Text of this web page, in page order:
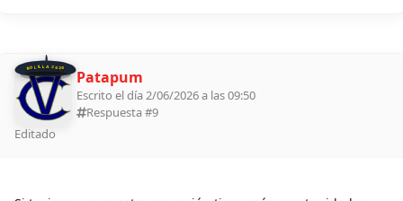
BOLILLA 2026 Patapum
Escrito el día 2/06/2026 a las 09:50
Respuesta #9
Editado